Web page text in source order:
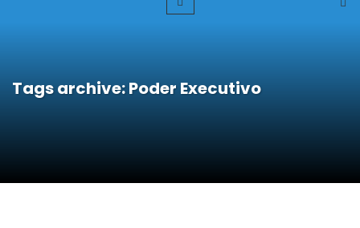
Tags archive: Poder Executivo